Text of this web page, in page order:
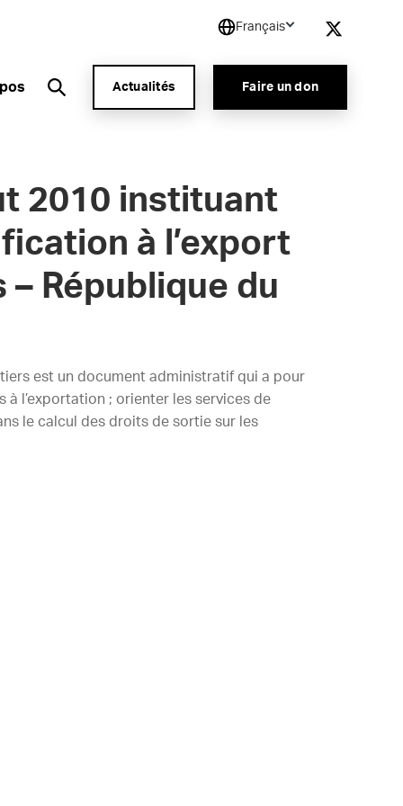
Français
Actualités Faire un don
2010 instituant
à l’export
République du
est un document administratif qui a pour
l’exportation ; orienter les services de
le calcul des droits de sortie sur les